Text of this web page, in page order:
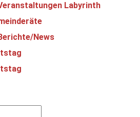
Labyrinth
News